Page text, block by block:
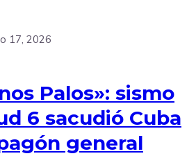
17, 2026
Palos»: sismo
6 sacudió Cuba
general